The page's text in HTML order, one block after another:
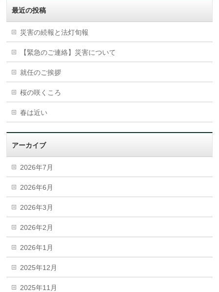
最近の投稿
災害の続報と法灯旬報
【緊急のご連絡】災害について
就任のご挨拶
桜の咲くころ
春は近い
アーカイブ
2026年7月
2026年6月
2026年3月
2026年2月
2026年1月
2025年12月
2025年11月